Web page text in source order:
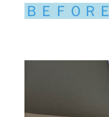
ＢＥＦＯＲＥ